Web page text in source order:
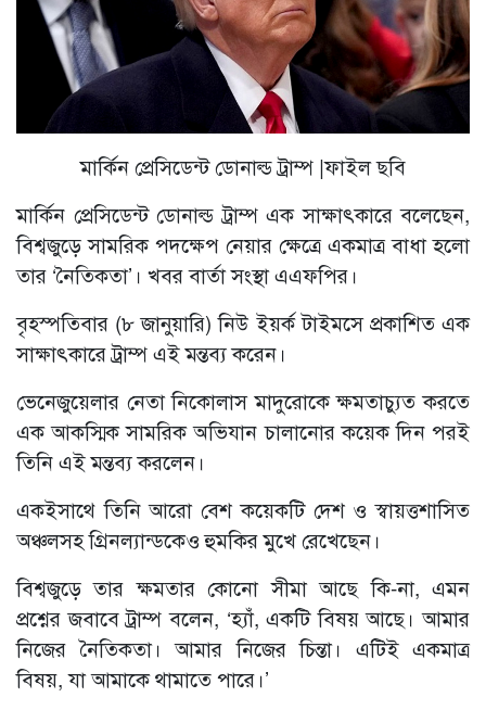
মার্কিন প্রেসিডেন্ট ডোনাল্ড ট্রাম্প |ফাইল ছবি
মার্কিন প্রেসিডেন্ট ডোনাল্ড ট্রাম্প এক সাক্ষাৎকারে বলেছেন,
বিশ্বজুড়ে সামরিক পদক্ষেপ নেয়ার ক্ষেত্রে একমাত্র বাধা হলো
তার ‘নৈতিকতা’। খবর বার্তা সংস্থা এএফপির।
বৃহস্পতিবার (৮ জানুয়ারি) নিউ ইয়র্ক টাইমসে প্রকাশিত এক
সাক্ষাৎকারে ট্রাম্প এই মন্তব্য করেন।
ভেনেজুয়েলার নেতা নিকোলাস মাদুরোকে ক্ষমতাচ্যুত করতে
এক আকস্মিক সামরিক অভিযান চালানোর কয়েক দিন পরই
তিনি এই মন্তব্য করলেন।
একইসাথে তিনি আরো বেশ কয়েকটি দেশ ও স্বায়ত্তশাসিত
অঞ্চলসহ গ্রিনল্যান্ডকেও হুমকির মুখে রেখেছেন।
বিশ্বজুড়ে তার ক্ষমতার কোনো সীমা আছে কি-না, এমন
প্রশ্নের জবাবে ট্রাম্প বলেন, ‘হ্যাঁ, একটি বিষয় আছে। আমার
নিজের নৈতিকতা। আমার নিজের চিন্তা। এটিই একমাত্র
বিষয়, যা আমাকে থামাতে পারে।’